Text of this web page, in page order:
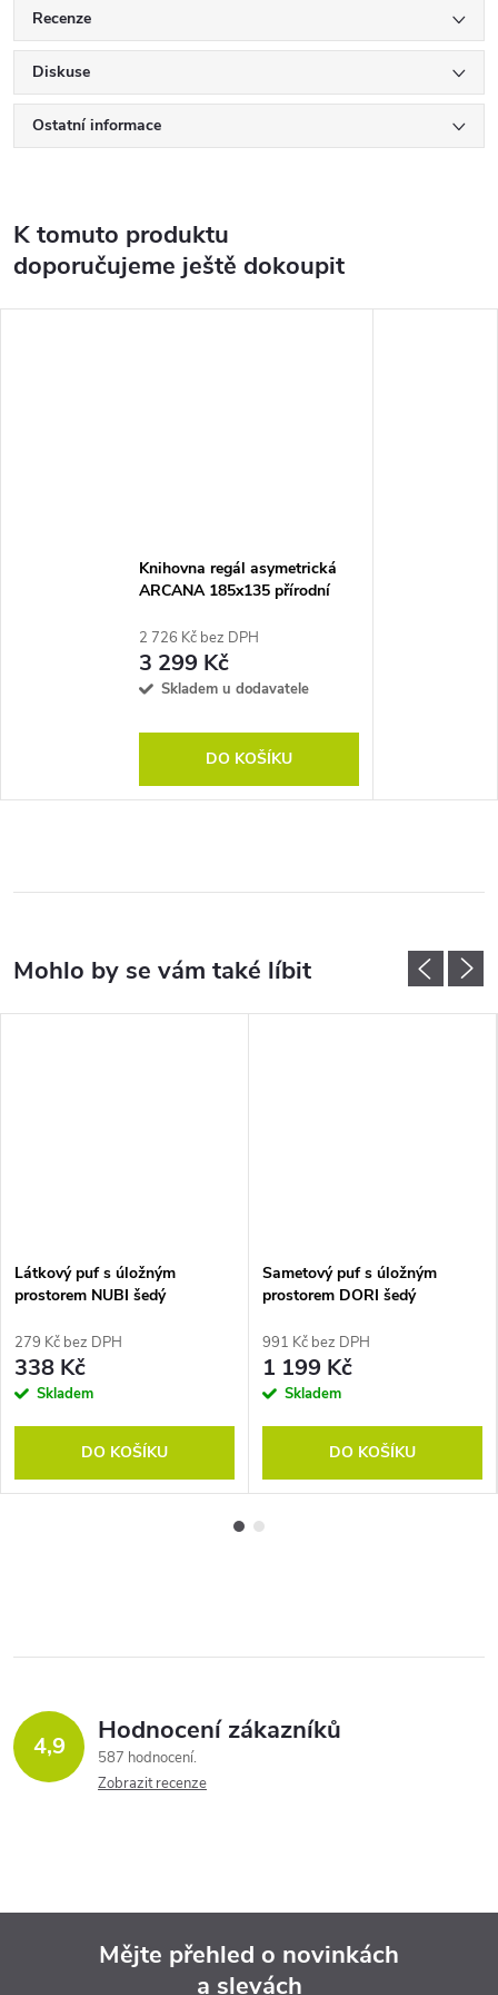
Recenze
Diskuse
Ostatní informace
K tomuto produktu
doporučujeme ještě dokoupit
Knihovna regál asymetrická
ARCANA 185x135 přírodní
2 726 Kč bez DPH
3 299 Kč
Skladem u dodavatele
DO KOŠÍKU
Látkový puf s úložným
prostorem NUBI šedý
279 Kč bez DPH
338 Kč
Skladem
DO KOŠÍKU
Sametový puf s úložným
prostorem DORI šedý
991 Kč bez DPH
1 199 Kč
Skladem
DO KOŠÍKU
4,9 Hodnocení zákazníků
587 hodnocení
Zobrazit recenze
Mějte přehled o novinkách
a slevách